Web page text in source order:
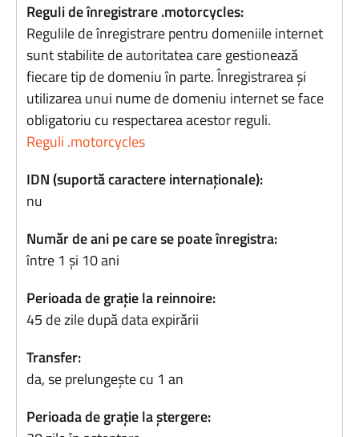
Reguli de înregistrare .motorcycles:
Regulile de înregistrare pentru domeniile internet
sunt stabilite de autoritatea care gestionează
fiecare tip de domeniu în parte. Înregistrarea și
utilizarea unui nume de domeniu internet se face
obligatoriu cu respectarea acestor reguli.
Reguli .motorcycles
IDN (suportă caractere internaționale):
nu
Număr de ani pe care se poate înregistra:
între 1 și 10 ani
Perioada de grație la reinnoire:
45 de zile după data expirării
Transfer:
da, se prelungește cu 1 an
Perioada de grație la ștergere: